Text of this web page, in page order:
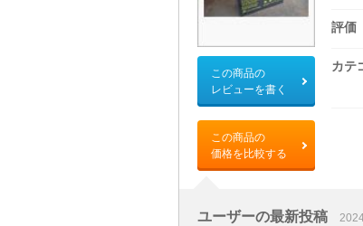
この商品の
レビューを書く
この商品の
価格を比較する
評価
カテ
ユーザーの最新投稿